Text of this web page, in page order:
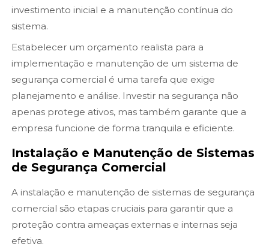
investimento inicial e a manutenção contínua do
sistema.
Estabelecer um orçamento realista para a
implementação e manutenção de um sistema de
segurança comercial é uma tarefa que exige
planejamento e análise. Investir na segurança não
apenas protege ativos, mas também garante que a
empresa funcione de forma tranquila e eficiente.
Instalação e Manutenção de Sistemas
de Segurança Comercial
A instalação e manutenção de sistemas de segurança
comercial são etapas cruciais para garantir que a
proteção contra ameaças externas e internas seja
efetiva.